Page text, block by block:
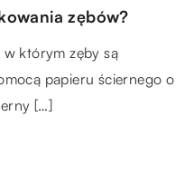
zębów?
którym zęby są
papieru ściernego o
[…]